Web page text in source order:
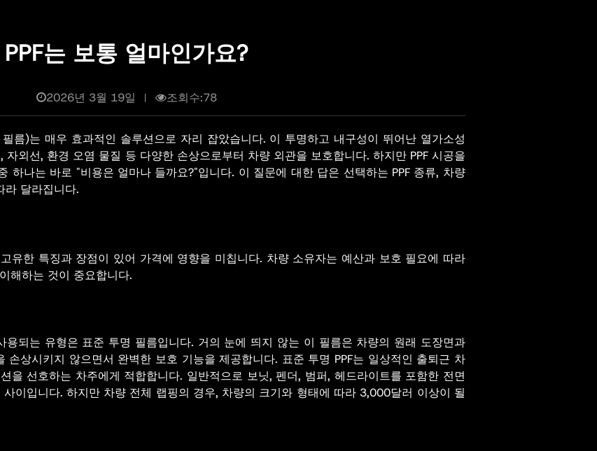
PPF는 보통 얼마인가요?
2026년 3월 19일 조회수:78
름)는 매우 효과적인 솔루션으로 자리 잡았습니다. 이 투명하고 내구성이 뛰어난 열가소성
자외선, 환경 오염 물질 등 다양한 손상으로부터 차량 외관을 보호합니다. 하지만 PPF 시공을
하나는 바로 "비용은 얼마나 들까요?"입니다. 이 질문에 대한 답은 선택하는 PPF 종류, 차량
라 달라집니다.
유한 특징과 장점이 있어 가격에 영향을 미칩니다. 차량 소유자는 예산과 보호 필요에 따라
해하는 것이 중요합니다.
용되는 유형은 표준 투명 필름입니다. 거의 눈에 띄지 않는 이 필름은 차량의 원래 도장면과
손상시키지 않으면서 완벽한 보호 기능을 제공합니다. 표준 투명 PPF는 일상적인 출퇴근 차
을 선호하는 차주에게 적합합니다. 일반적으로 보닛, 펜더, 범퍼, 헤드라이트를 포함한 전면
이입니다. 하지만 차량 전체 랩핑의 경우, 차량의 크기와 형태에 따라 3,000달러 이상이 될